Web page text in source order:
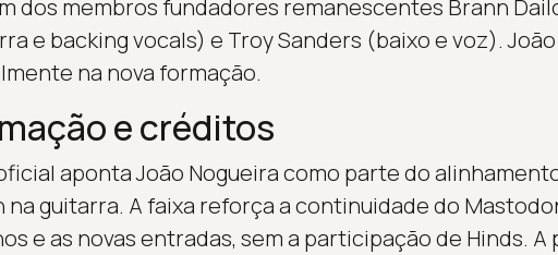
dos membros fundadores remanescentes Brann
e backing vocals) e Troy Sanders (baixo e voz).
na nova formação.
e créditos
aponta João Nogueira como parte do
na guitarra. A faixa reforça a continuidade do
e as novas entradas, sem a participação de Hinds. A